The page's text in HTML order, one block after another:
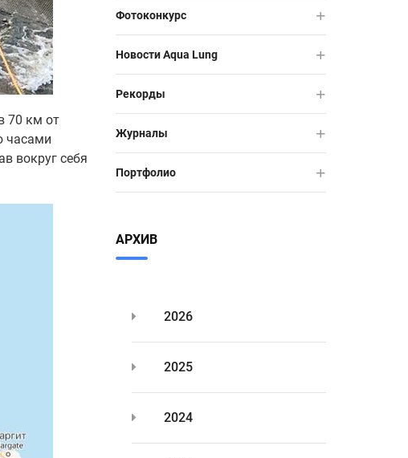
70 км от
часами
вокруг себя
Фотоконкурс
Новости Aqua Lung
Рекорды
Журналы
Портфолио
АРХИВ
2026
2025
2024